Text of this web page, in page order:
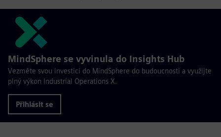
MindSphere se vyvinula do Insights Hub
Vezměte svou investici do MindSphere do budoucnosti a využijte
plný výkon Industrial Operations X.
Přihlásit se